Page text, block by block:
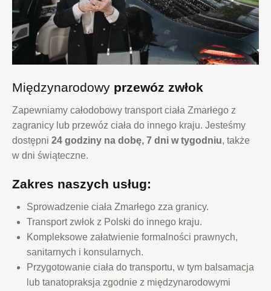
Międzynarodowy przewóz zwłok
Zapewniamy całodobowy transport ciała Zmarłego z
zagranicy lub przewóz ciała do innego kraju. Jesteśmy
dostępni 24 godziny na dobę, 7 dni w tygodniu, także
w dni świąteczne.
Zakres naszych usług:
Sprowadzenie ciała Zmarłego zza granicy.
Transport zwłok z Polski do innego kraju.
Kompleksowe załatwienie formalności prawnych,
sanitarnych i konsularnych.
Przygotowanie ciała do transportu, w tym balsamacja
lub tanatopraksja zgodnie z międzynarodowymi